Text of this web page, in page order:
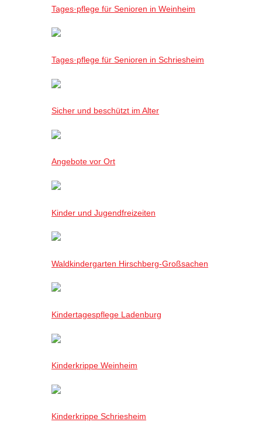
Tages·pflege für Senioren in Weinheim
Tages·pflege für Senioren in Schriesheim
Sicher und beschützt im Alter
Angebote vor Ort
Kinder und Jugendfreizeiten
Waldkindergarten Hirschberg-Großsachen
Kindertagespflege Ladenburg
Kinderkrippe Weinheim
Kinderkrippe Schriesheim